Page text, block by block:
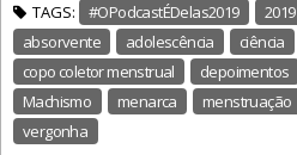
TAGS: #OPodcastÉDelas2019 2019
absorvente
adolescência ciência
copo coletor menstrual
depoimentos
Machismo
menarca menstruação
vergonha